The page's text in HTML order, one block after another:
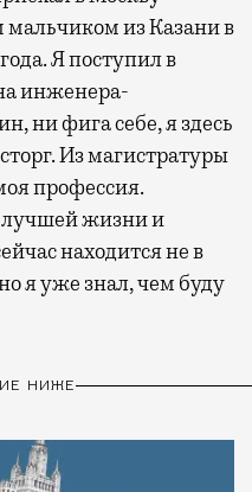
из Казани в
Я поступил в
инженера-
ни фига себе, я здесь
Из магистратуры
профессия.
лучшей жизни и
находится не в
я уже знал, чем буду
НИЖЕ